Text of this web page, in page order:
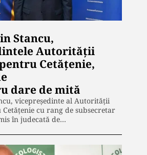
Stancu,
Autorității
Cetățenie,
dare de mită
vicepreședinte al Autorității
cu rang de subsecretar
în judecată de…